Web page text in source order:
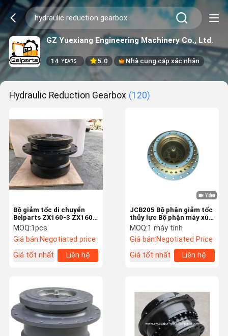
GZ Yuexiang Engineering Machinery Co., Ltd.
14 YEARS 5.0 Nhà cung cấp xác nhận
Hydraulic Reduction Gearbox (120)
Bộ giảm tốc di chuyển
Belparts ZX160-3 ZX160-
1 ZX110M 4359799 hộp
giảm tốc thủy lực cho
hitachi
MOQ:1pcs
Giá bán:Negotiated price
Giá tốt nhất
Liên hệ
JCB205 Bộ phận giảm tốc
thủy lực Bộ phận máy xúc
đào Thiết bị theo dõi
thiết bị theo dõi JS205 Bộ
truyền động cuối cùng
MOQ:1 máy tính
Giá bán:Negotiated Price
Giá tốt nhất
Liên hệ